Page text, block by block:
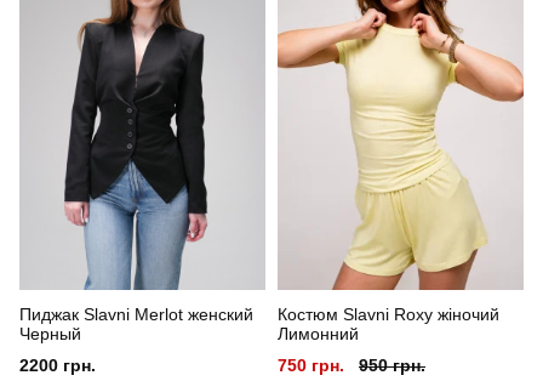
повсякденний
весна
Склад тканини 100% поліестер
Країна - виробник україна
Пиджак Slavni Merlot женский
Черный
2200 грн.
Костюм Slavni Roxy жіночий
Лимонний
750 грн.
950 грн.